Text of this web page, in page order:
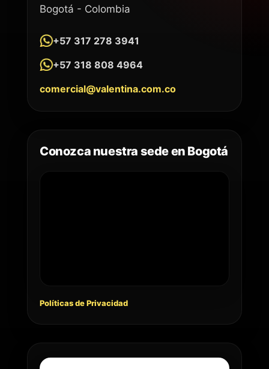
Bogotá - Colombia
+57 317 278 3941
+57 318 808 4964
comercial@valentina.com.co
Conozca nuestra sede en Bogotá
Políticas de Privacidad